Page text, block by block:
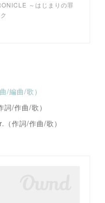
～はじまりの罪
/編曲/歌）
/作曲/歌）
作詞/作曲/歌）